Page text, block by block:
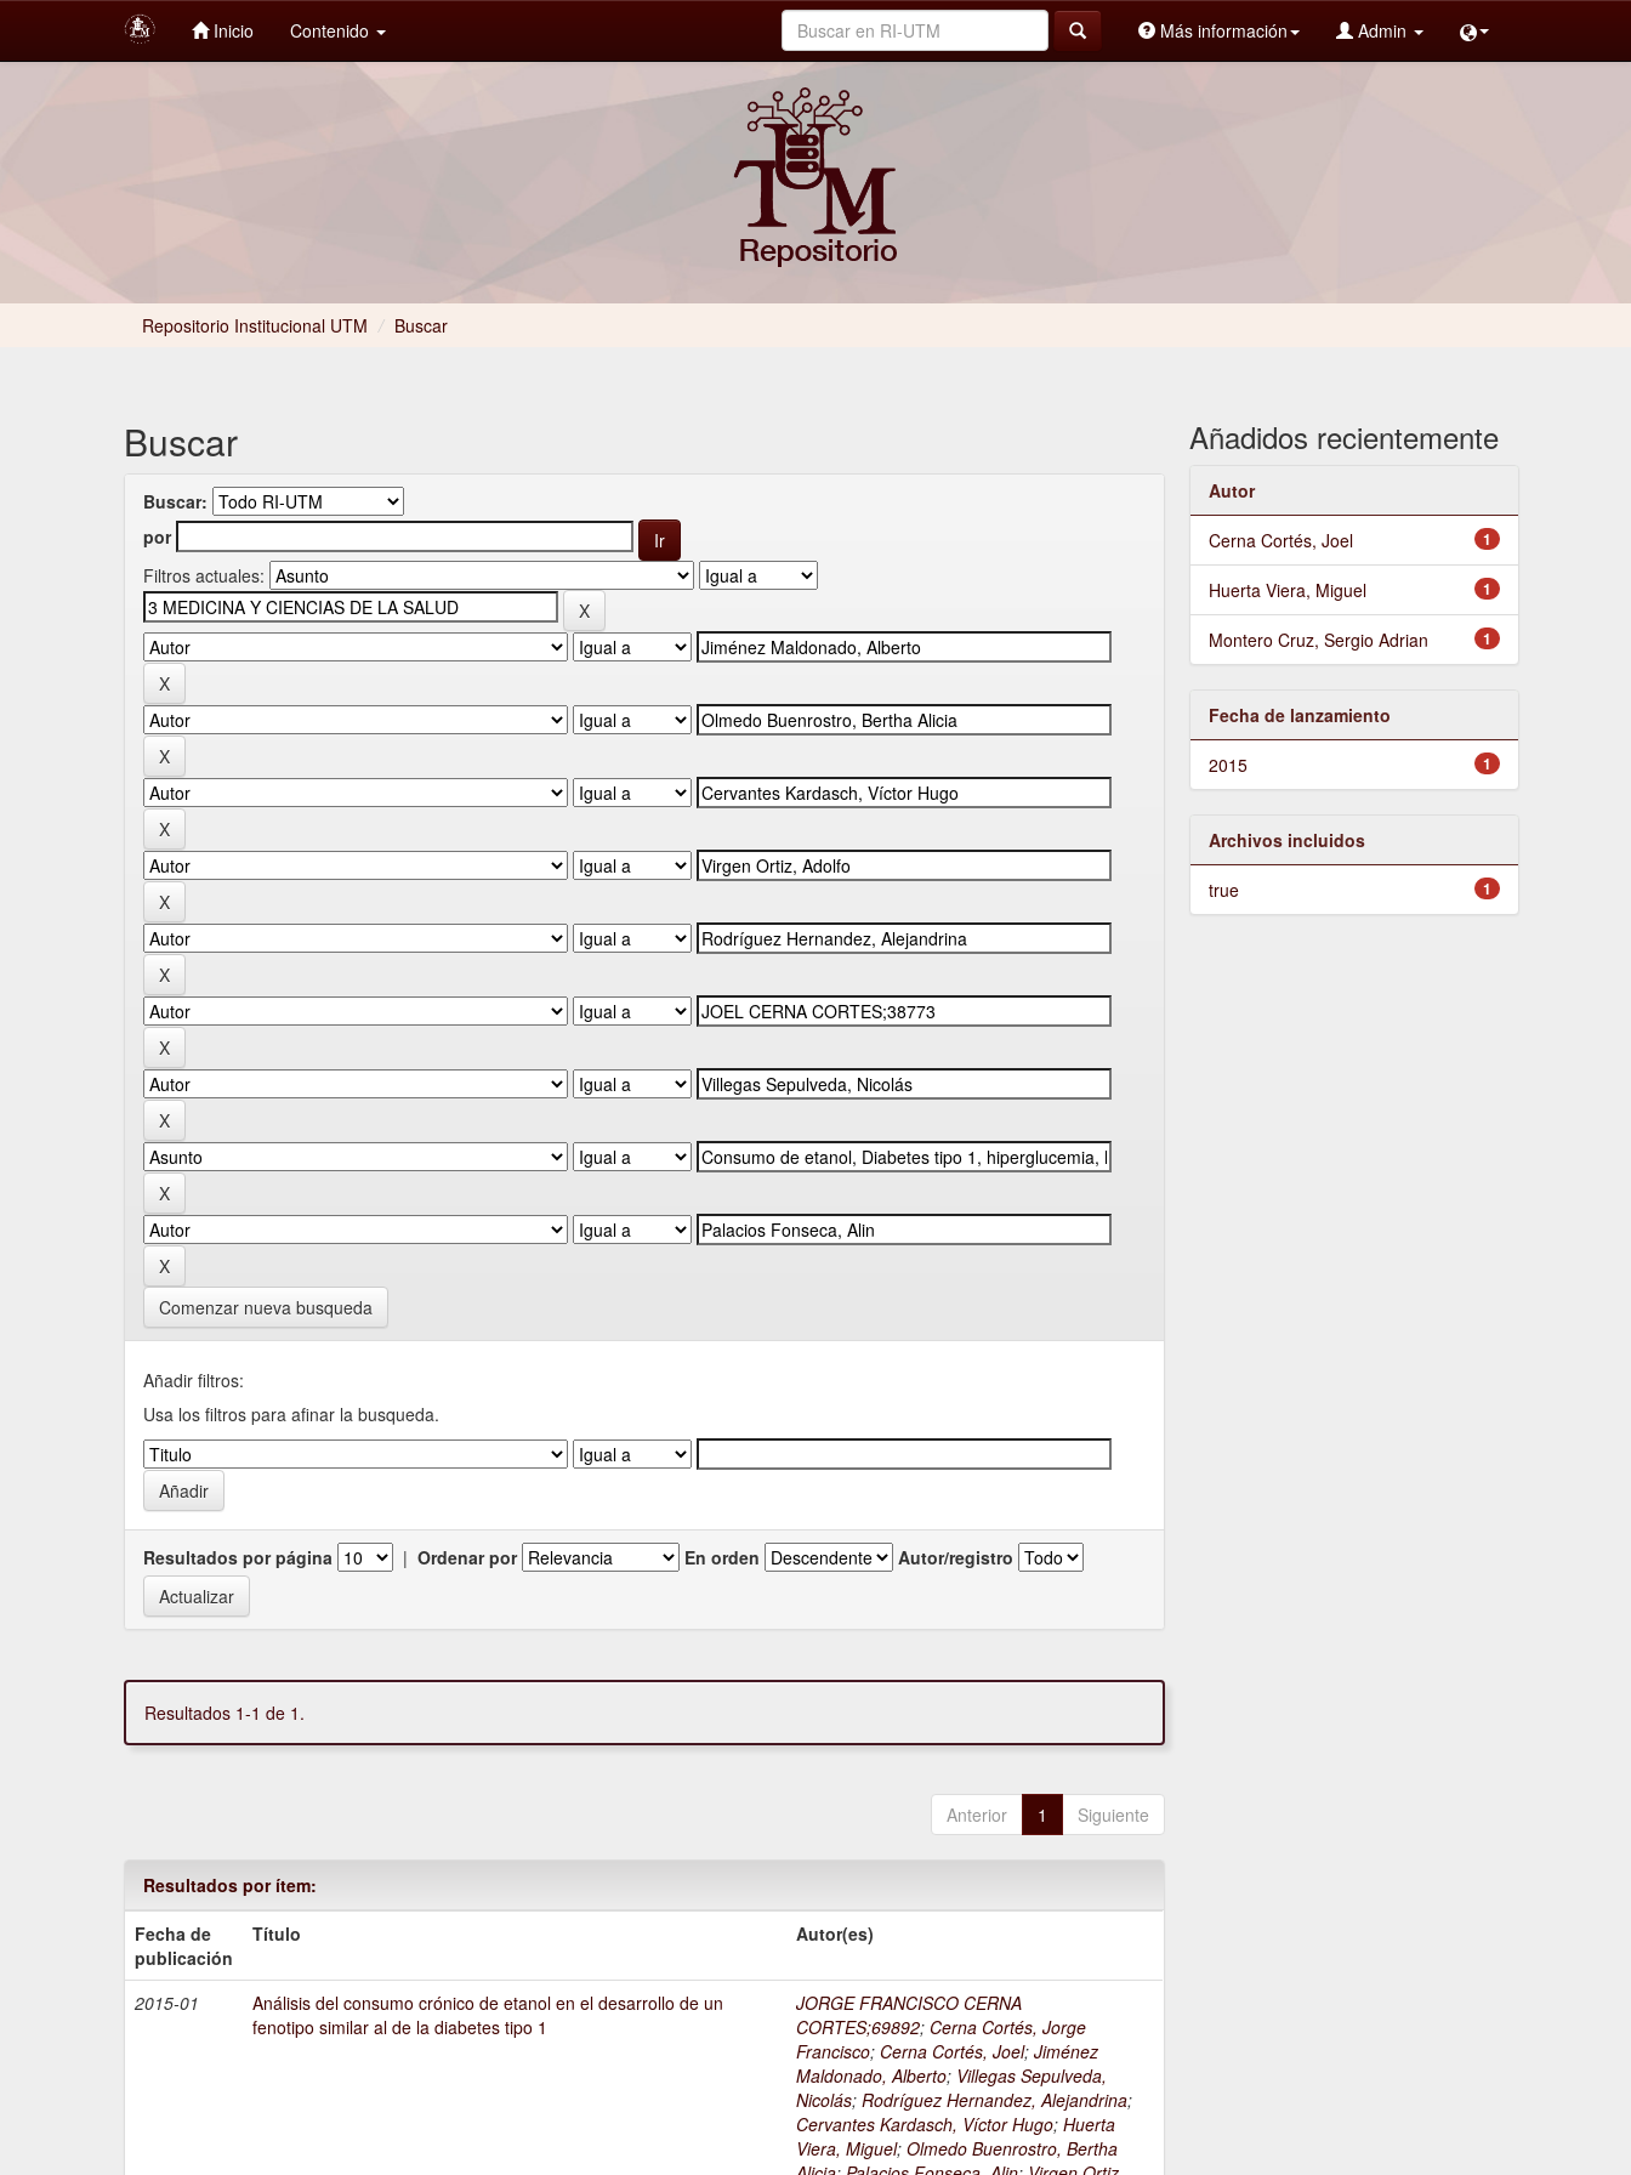
Inicio Contenido Más información Admin
Repositorio Institucional UTM / Buscar
Buscar
Buscar:
por
Filtros actuales:
Comenzar nueva busqueda
Añadir filtros:
Usa los filtros para afinar la busqueda.
Resultados por página | Ordenar por En orden Autor/registro
Resultados 1-1 de 1.
Anterior 1 Siguiente
Resultados por ítem:
Fecha de
publicación
Título Autor(es)
2015-01
Análisis del consumo crónico de etanol en el desarrollo de un
fenotipo similar al de la diabetes tipo 1
JORGE FRANCISCO CERNA
CORTES;69892; Cerna Cortés, Jorge
Francisco; Cerna Cortés, Joel;Jiménez
Maldonado, Alberto; Villegas Sepulveda,
Nicolás;Rodríguez Hernandez, Alejandrina;
Cervantes Kardasch, Víctor Hugo;Huerta
Viera, Miguel;Olmedo Buenrostro, Bertha
Añadidos recientemente
Autor
1
Cerna Cortés, Joel
1
Huerta Viera, Miguel
1
Montero Cruz, Sergio Adrian
Fecha de lanzamiento
1
2015
Archivos incluidos
1
true